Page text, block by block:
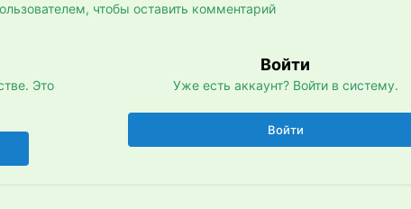
чтобы оставить комментарий
Это
Войти
Уже есть аккаунт? Войти в систему.
Войти